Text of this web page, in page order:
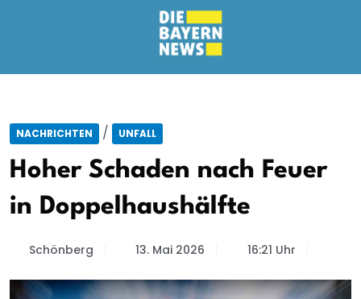
NACHRICHTEN / UNFALL
Hoher Schaden nach Feuer
in Doppelhaushälfte
Schönberg 13. Mai 2026 16:21 Uhr